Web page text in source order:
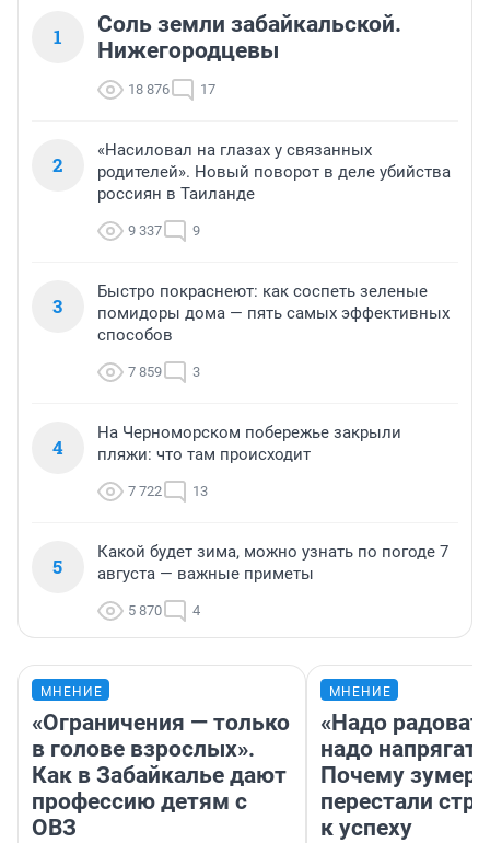
1
Соль земли забайкальской.
Нижегородцевы
18 876 17
2
«Насиловал на глазах у связанных
родителей». Новый поворот в деле убийства
россиян в Таиланде
9 337 9
3
Быстро покраснеют: как соспеть зеленые
помидоры дома — пять самых эффективных
способов
7 859 3
4
На Черноморском побережье закрыли
пляжи: что там происходит
7 722 13
5
Какой будет зима, можно узнать по погоде 7
августа — важные приметы
5 870 4
МНЕНИЕ
«Ограничения — только
в голове взрослых».
Как в Забайкалье дают
профессию детям с
ОВЗ
МНЕНИЕ
«Надо
надо
Почему
перестали
к успеху